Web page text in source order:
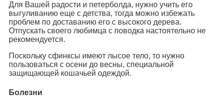
Для Вашей радости и петерболда, нужно учить его
выгуливанию еще с детства, тогда можно избежать
проблем по доставанию его с высокого дерева.
Отпускать своего любимца с поводка настоятельно не
рекомендуется.
Поскольку сфинксы имеют лысое тело, то нужно
пользоваться с осени до весны, специальной
защищающей кошачьей одеждой.
Болезни